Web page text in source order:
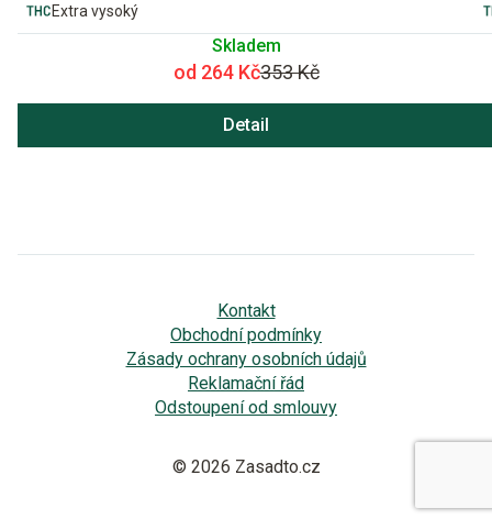
Extra vysoký
Skladem
od 264 Kč353 Kč
Detail
Kontakt
Obchodní podmínky
Zásady ochrany osobních údajů
Reklamační řád
Odstoupení od smlouvy
© 2026 Zasadto.cz